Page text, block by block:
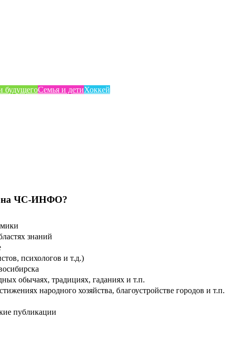
будущегоСемья и детиХоккей
на ЧС-ИНФО?
знаний
психологов и т.д.)
обычаях, традициях, гаданиях и т.п.
народного хозяйства, благоустройстве городов и т.п.
публикации